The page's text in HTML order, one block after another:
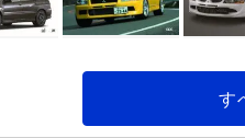
す